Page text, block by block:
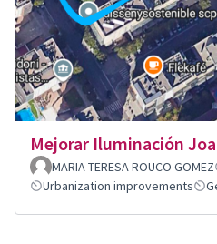
Mejorar Iluminación
MARIA TERESA ROUCO GOMEZ
Urbanization improvements